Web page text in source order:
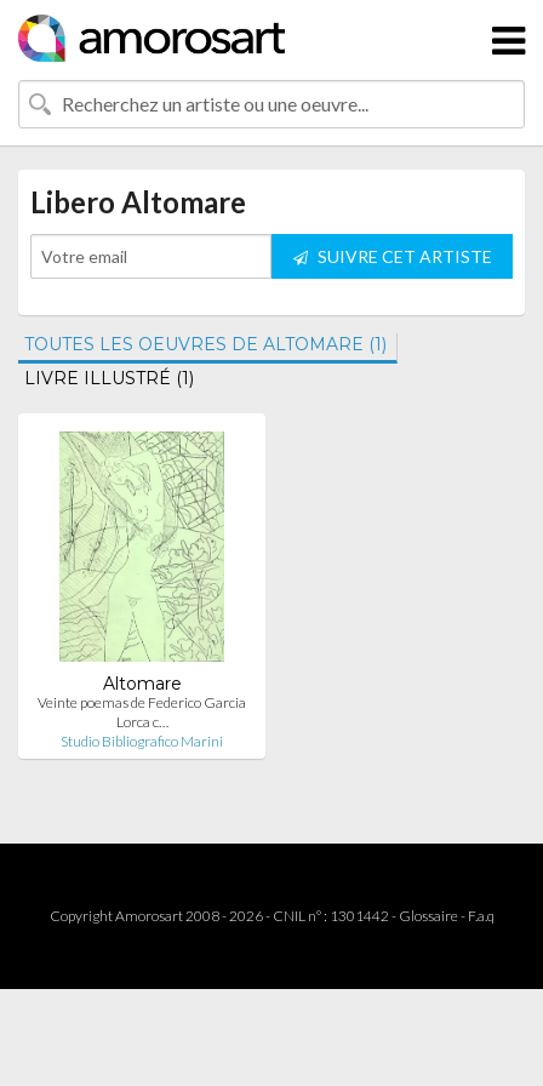
Libero Altomare
SUIVRE CET ARTISTE
TOUTES LES OEUVRES DE ALTOMARE (1)
LIVRE ILLUSTRÉ (1)
Altomare
Veinte poemas de Federico Garcia
Lorca c…
Studio Bibliografico Marini
Copyright Amorosart 2008 - 2026 - CNIL n° : 1301442 - Glossaire- F.a.q